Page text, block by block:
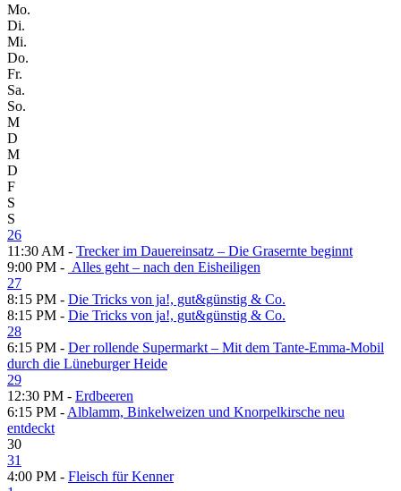
Mo.
Di.
Mi.
Do.
Fr.
Sa.
So.
M
D
M
D
F
S
S
26
11:30 AM - Trecker im Dauereinsatz – Die Grasernte beginnt
9:00 PM - Alles geht – nach den Eisheiligen
27
8:15 PM - Die Tricks von ja!, gut&günstig & Co.
8:15 PM - Die Tricks von ja!, gut&günstig & Co.
28
6:15 PM - Der rollende Supermarkt – Mit dem Tante-Emma-Mobil
durch die Lüneburger Heide
29
12:30 PM - Erdbeeren
6:15 PM - Alblamm, Binkelweizen und Knorpelkirsche neu
entdeckt
30
31
4:00 PM - Fleisch für Kenner